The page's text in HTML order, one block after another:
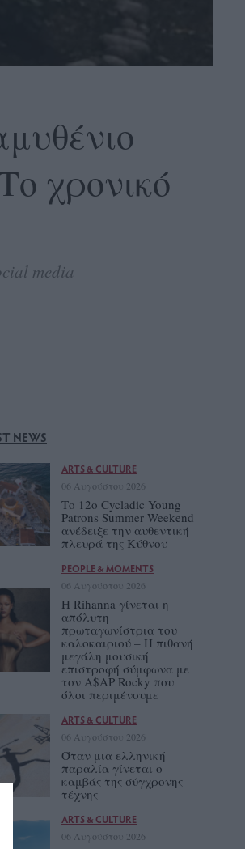
χρονικό
media
NEWS
ARTS & CULTURE
06 Αυγούστου 2026
Το 12ο Cycladic Young
Patrons Summer Weekend
ανέδειξε την αυθεντική
πλευρά της Κύθνου
PEOPLE & MOMENTS
06 Αυγούστου 2026
Η Rihanna γίνεται η
απόλυτη
πρωταγωνίστρια του
καλοκαιριού – Η πιθανή
μεγάλη μουσική
επιστροφή σύμφωνα με
τον A$AP Rocky που
όλοι περιμένουμε
ARTS & CULTURE
06 Αυγούστου 2026
Όταν μια ελληνική
παραλία γίνεται ο
καμβάς της σύγχρονης
τέχνης
ARTS & CULTURE
06 Αυγούστου 2026